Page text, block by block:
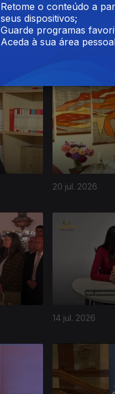
20 jul. 2026
14 jul. 2026
Retome o conteúdo a
seus dispositivos;
Guarde programas
Aceda à sua área